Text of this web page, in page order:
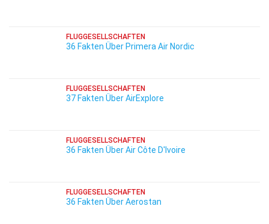
FLUGGESELLSCHAFTEN
36 Fakten Über Primera Air Nordic
FLUGGESELLSCHAFTEN
37 Fakten Über AirExplore
FLUGGESELLSCHAFTEN
36 Fakten Über Air Côte D'Ivoire
FLUGGESELLSCHAFTEN
36 Fakten Über Aerostan